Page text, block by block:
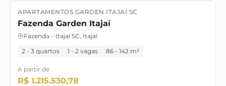
Lançamento Novembro/29
APARTAMENTOS GARDEN ITAJAÍ SC
Fazenda Garden Itajaí
Fazenda – Itajaí SC, Itajaí
2 - 3 quartos 1 - 2 vagas 86 - 142 m²
A partir de
R$ 1.215.530,78